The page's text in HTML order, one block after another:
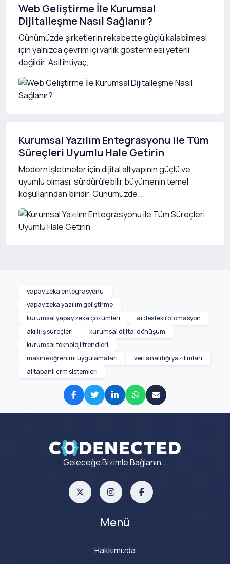
Web Geliştirme İle Kurumsal
Dijitalleşme Nasıl Sağlanır?
Günümüzde şirketlerin rekabette güçlü kalabilmesi
için yalnızca çevrim içi varlık göstermesi yeterli
değildir. Asıl ihtiyaç,...
Kurumsal Yazılım Entegrasyonu ile Tüm
Süreçleri Uyumlu Hale Getirin
Modern işletmeler için dijital altyapının güçlü ve
uyumlu olması, sürdürülebilir büyümenin temel
koşullarından biridir. Günümüzde...
yapay zeka entegrasyonu
yapay zeka yazılım geliştirme
kurumsal yapay zeka çözümleri
ai destekli otomasyon
akıllı iş süreçleri
kurumsal dijital dönüşüm
kurumsal teknoloji trendleri
makine öğrenimi uygulamaları
veri analitiği yazılımları
ai tabanlı crm sistemleri
Geleceğe Bizimle Bağlanın...
Menü
Hakkımızda